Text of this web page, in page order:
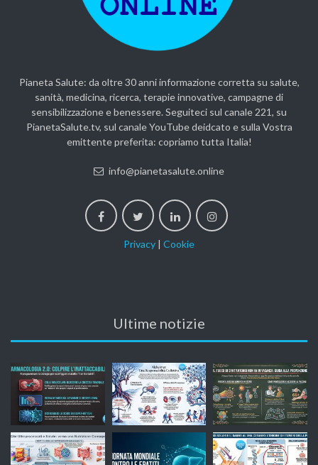
Pianeta Salute: da oltre 30 anni informazione corretta su salute,
sanità, medicina, ricerca, terapie innovative, campagne di
sensibilizzazione e benessere. Seguiteci sul canale 221, su
PianetaSalute.tv, sul canale YouTube deidcato e sulla Vostra
emittente preferita: copriamo tutta Italia!
info@pianetasalute.online
Privacy | Cookie
Ultime notizie